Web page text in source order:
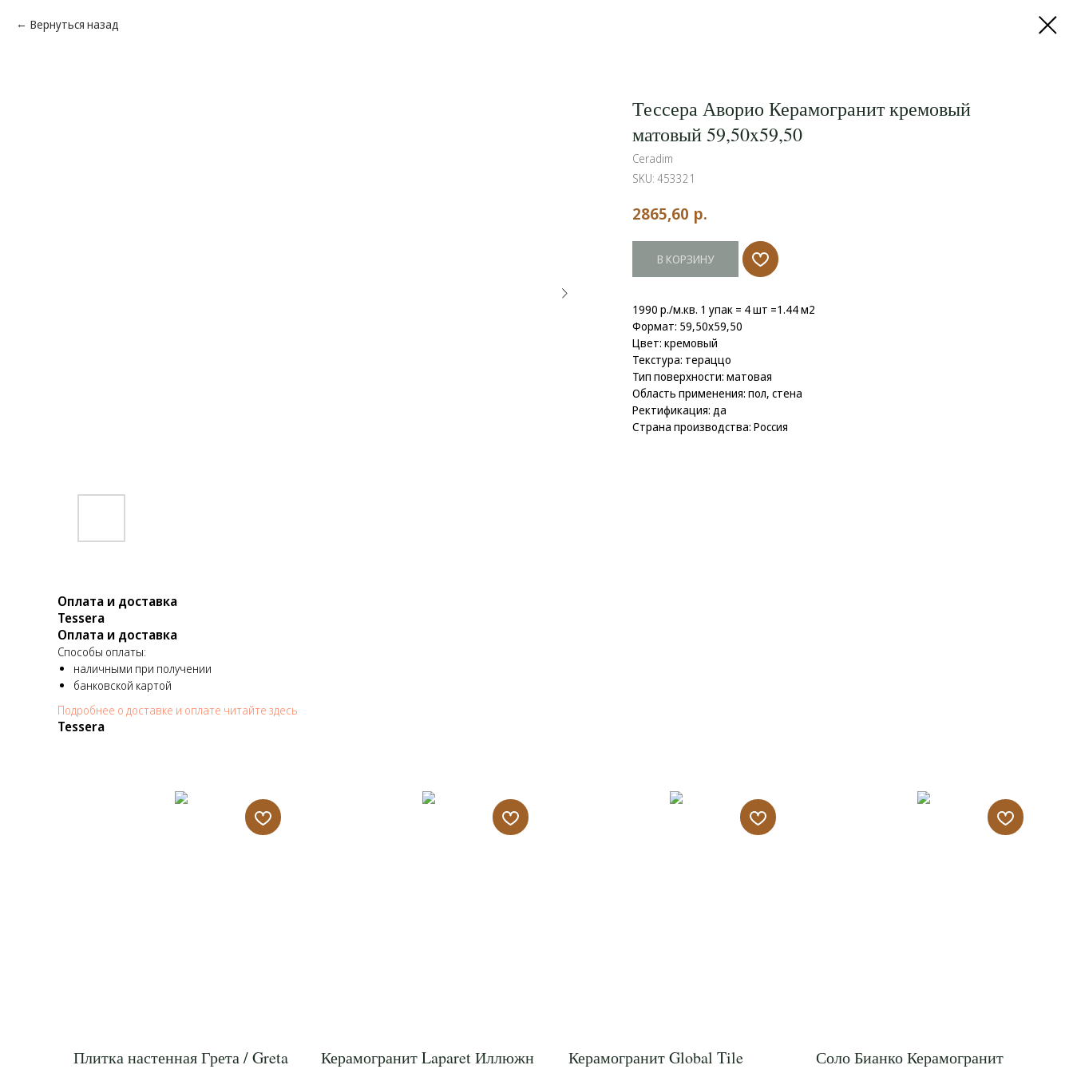
Вернуться назад
Тессера Аворио Керамогранит кремовый
матовый 59,50x59,50
Ceradim
SKU: 453321
2865,60 р.
В КОРЗИНУ
1990 р./м.кв. 1 упак = 4 шт =1.44 м2
Формат: 59,50x59,50
Цвет: кремовый
Текстура: тераццо
Тип поверхности: матовая
Область применения: пол, стена
Ректификация: да
Страна производства: Россия
Оплата и доставка
Tessera
Оплата и доставка
Способы оплаты:
наличными при получении
банковской картой
Подробнее о доставке и оплате читайте здесь
Tessera
Плитка настенная Грета / Greta
Керамогранит Laparet Иллюжн
Керамогранит Global Tile
Соло Бианко Керамогранит